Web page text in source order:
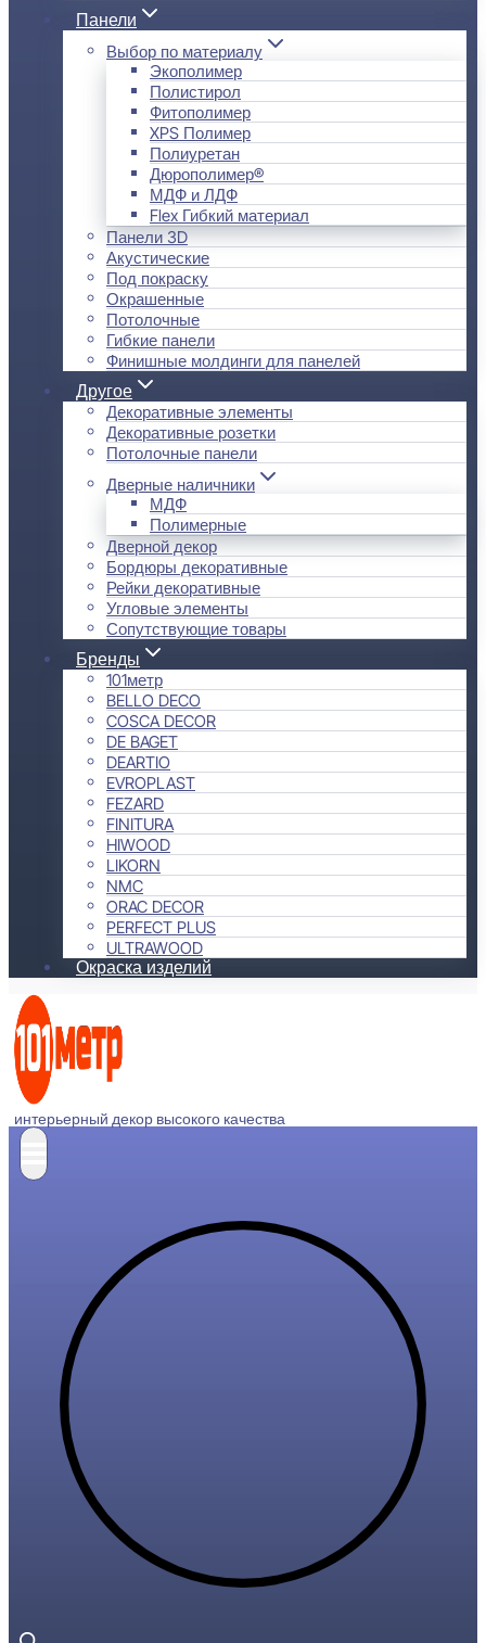
Панели
Выбор по материалу
Экополимер
Полистирол
Фитополимер
XPS Полимер
Полиуретан
Дюрополимер®
МДФ и ЛДФ
Flex Гибкий материал
Панели 3D
Акустические
Под покраску
Окрашенные
Потолочные
Гибкие панели
Финишные молдинги для панелей
Другое
Декоративные элементы
Декоративные розетки
Потолочные панели
Дверные наличники
МДФ
Полимерные
Дверной декор
Бордюры декоративные
Рейки декоративные
Угловые элементы
Сопутствующие товары
Бренды
101метр
BELLO DECO
COSCA DECOR
DE BAGET
DEARTIO
EVROPLAST
FEZARD
FINITURA
HIWOOD
LIKORN
NMC
ORAC DECOR
PERFECT PLUS
ULTRAWOOD
Окраска изделий
интерьерный декор высокого качества